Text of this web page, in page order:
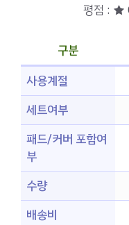
평점 : ★
구분
사용계절
세트여부
패드/커버 포함여
부
수량
배송비